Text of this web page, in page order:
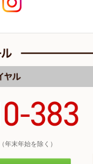
年末年始を除く）